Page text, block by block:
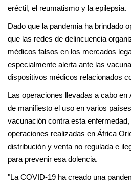
eréctil, el reumatismo y la epilepsia.
Dado que la pandemia ha brindado
que las redes de delincuencia
médicos falsos en los mercados
especialmente alerta ante las
dispositivos médicos relacionados
Las operaciones llevadas a cabo
de manifiesto el uso en varios
vacunación contra esta
operaciones realizadas en África
distribución y venta no regulada e
para prevenir esa dolencia.
"La COVID-19 ha creado una